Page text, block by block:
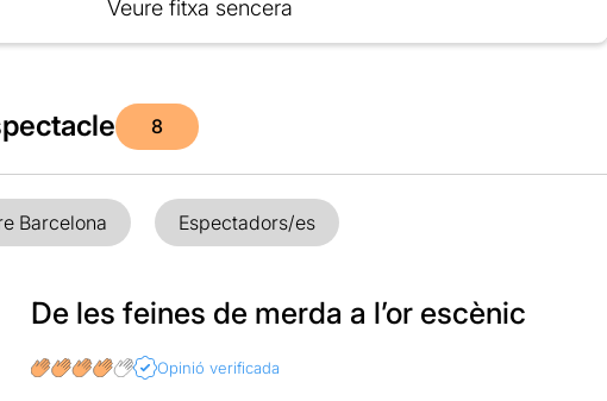
Veure fitxa sencera
8
Barcelona Espectadors/es
De les feines de merda a l’or escènic
Opinió verificada